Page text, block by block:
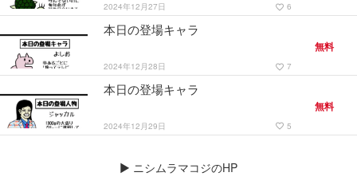
2024年12月27日 favorite_border 6
本日の登場キャラ
2024年12月28日 favorite_border 7
無料
本日の登場キャラ
2024年12月29日 favorite_border 5
無料
▶ ニシムラマコジのHP